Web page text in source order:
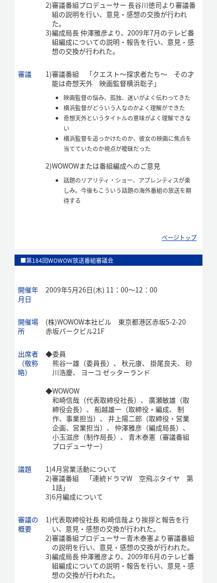
2)審議番組プロデューサー 長谷川徳司より審議番
組の説明を行い、意見・感想の交換が行われ
た。
3)編成局長 仲澤雅彦より、2009年7月のテレビ番
組編成についての説明・報告を行い、意見・感
想の交換が行われた。
審議 1)審議番組 「クエスト～探求者たち～ その才
能は奇想天外 映画監督横浜聡子」
映画監督の悩み、孤独、迷いがよく伝わってきた
横浜監督がどういう人なのかよく理解ができた
奇想天外というタイトルの意味がよく理解できな
い
横浜監督を追っかけたのか、彼女の映画に焦点を
当てていたのか視点が曖昧だった
2)WOWOWまたは番組編成へのご意見
話題のリアリティ・ショー、アプレンティスが楽
しみ。今後もこういう話題の海外番組の放送を期
待する
ページトップ
■第184回WOWOW放送番組審議会
開催年
月日
2009年5月26日(木) 11：00～12：00
開催場
所
(株)WOWOW本社ビル 東京都港区赤坂5-2-20
赤坂パークビル21F
出席者
（敬称
略）
◆委員
熊谷一雄（委員長）、 秋元康、 掛尾良夫、 砂
川浩慶、 ヨーコ ゼッターランド
◆WOWOW
和崎信哉（代表取締役社長）、 廣瀬敏雄（取
締役会長）、 船越雄一（取締役・編成、 制
作、事業担当）、 井上陽二郎（取締役・営業
企画、営業担当）、 仲澤雅彦（編成局長）、
小玉滋彦（制作局長）、 青木泰憲（審議番組
プロデューサー）
議題 1)4月営業活動について
2)審議番組 「連続ドラマW 空飛ぶタイヤ 第
1話」
3)6月編成について
審議の
概要
1)代表取締役社長 和崎信哉より挨拶と報告を行
い、意見・感想の交換が行われた。
2)審議番組プロデューサー青木泰憲より審議番組
の説明を行い、意見・感想の交換が行われた。
3)編成局長 仲澤雅彦より、2009年6月のテレビ番
組編成についての説明・報告を行い、意見・感
想の交換が行われた。